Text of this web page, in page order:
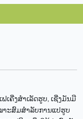
ເຄີ່ງສຳເລັດຮູບ, ເຊີ່ງມັນມີ
າະສົມສຳລັບການແປຮູບ